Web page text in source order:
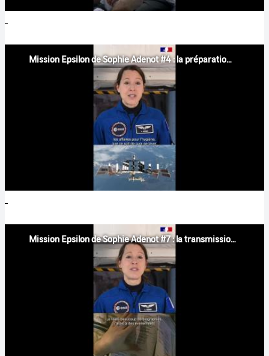
Mission Epsilon de Sophie Adenot #4 : la préparation de sa valise
Mission Epsilon de Sophie Adenot #7 : la transmission des connaissances aux jeunes